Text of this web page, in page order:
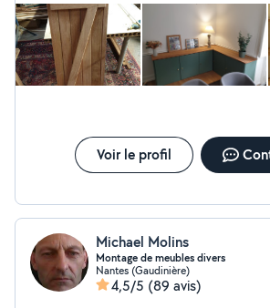
appréciables. Merci encore. Margot
Voir le profil
Michael Molins
Montage de meubles divers
Nantes (Gaudinière)
4,5/5 (89 avis)